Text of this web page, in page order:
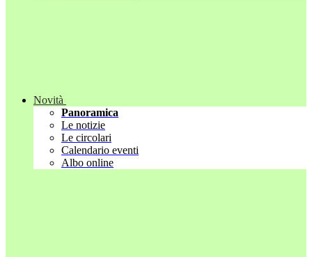
Novità
Panoramica
Le notizie
Le circolari
Calendario eventi
Albo online